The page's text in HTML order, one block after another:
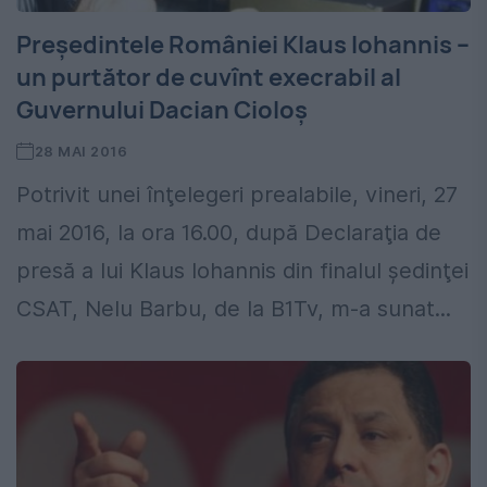
Preşedintele României Klaus Iohannis –
un purtător de cuvînt execrabil al
Guvernului Dacian Cioloş
28 MAI 2016
Potrivit unei înţelegeri prealabile, vineri, 27
mai 2016, la ora 16.00, după Declaraţia de
presă a lui Klaus Iohannis din finalul şedinţei
CSAT, Nelu Barbu, de la B1Tv, m-a sunat...